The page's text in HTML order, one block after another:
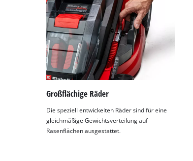
Großflächige Räder
Die speziell entwickelten Räder sind für eine
gleichmäßige Gewichtsverteilung auf
Rasenflächen ausgestattet.